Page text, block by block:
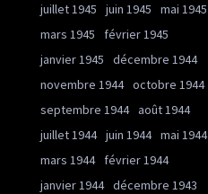
juillet 1945
juin 1945
mai 1945
mars 1945
février 1945
janvier 1945
décembre 1944
novembre 1944 octobre 1944
septembre 1944 août 1944
juillet 1944 juin 1944 mai 1944
mars 1944
février 1944
janvier 1944 décembre 1943